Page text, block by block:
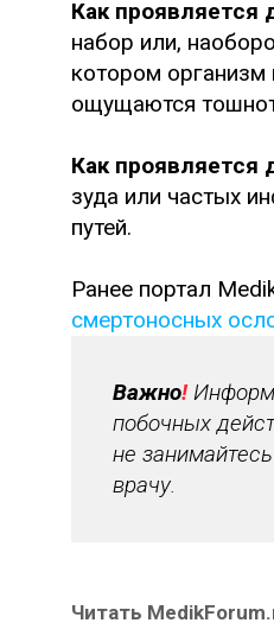
Как проявляется
набор или,
котором организм
ощущаются
Как проявляется
зуда или частых
путей.
Ранее портал
смертоносных
Важно!
побочных
не
врачу.
Читать